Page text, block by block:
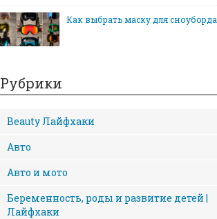
Как выбрать маску для сноуборда
Рубрики
Beauty Лайфхаки
Авто
Авто и мото
Беременность, роды и развитие детей |
Лайфхаки